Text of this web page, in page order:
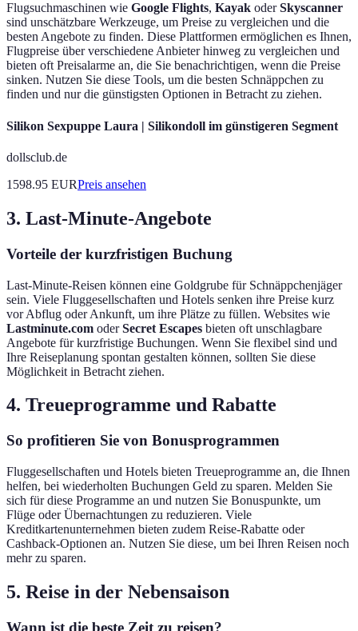
Flugsuchmaschinen wie Google Flights, Kayak oderSkyscanner
sind unschätzbare Werkzeuge, um Preise zu vergleichen und die
besten Angebote zu finden. Diese Plattformen ermöglichen es Ihnen,
Flugpreise über verschiedene Anbieter hinweg zu vergleichen und
bieten oft Preisalarme an, die Sie benachrichtigen, wenn die Preise
sinken. Nutzen Sie diese Tools, um die besten Schnäppchen zu
finden und nur die günstigsten Optionen in Betracht zu ziehen.
Silikon Sexpuppe Laura | Silikondoll im günstigeren Segment
dollsclub.de
1598.95 EURPreis ansehen
3. Last-Minute-Angebote
Vorteile der kurzfristigen Buchung
Last-Minute-Reisen können eine Goldgrube für Schnäppchenjäger
sein. Viele Fluggesellschaften und Hotels senken ihre Preise kurz
vor Abflug oder Ankunft, um ihre Plätze zu füllen. Websites wie
Lastminute.com oderSecret Escapes bieten oft unschlagbare
Angebote für kurzfristige Buchungen. Wenn Sie flexibel sind und
Ihre Reiseplanung spontan gestalten können, sollten Sie diese
Möglichkeit in Betracht ziehen.
4. Treueprogramme und Rabatte
So profitieren Sie von Bonusprogrammen
Fluggesellschaften und Hotels bieten Treueprogramme an, die Ihnen
helfen, bei wiederholten Buchungen Geld zu sparen. Melden Sie
sich für diese Programme an und nutzen Sie Bonuspunkte, um
Flüge oder Übernachtungen zu reduzieren. Viele
Kreditkartenunternehmen bieten zudem Reise-Rabatte oder
Cashback-Optionen an. Nutzen Sie diese, um bei Ihren Reisen noch
mehr zu sparen.
5. Reise in der Nebensaison
Wann ist die beste Zeit zu reisen?